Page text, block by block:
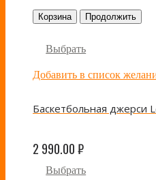
Корзина Продолжить
Выбрать
Добавить в список
2 990.00₽
Выбрать